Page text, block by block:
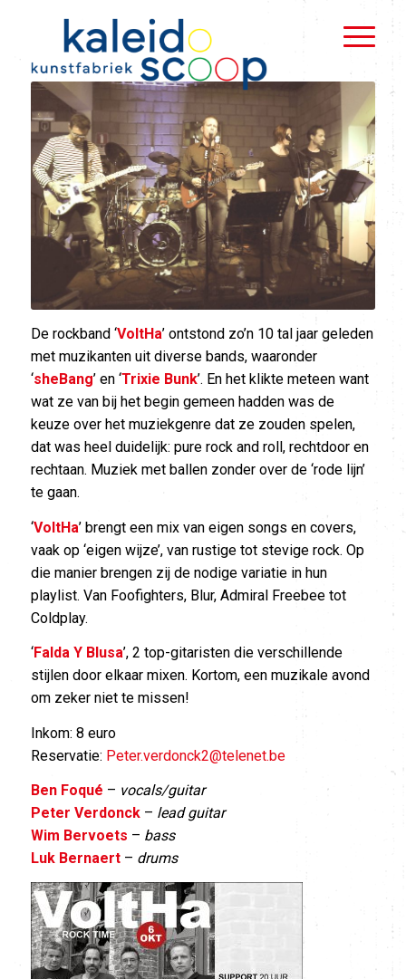
De rockband ‘VoltHa’ ontstond zo’n 10 tal jaar geleden
met muzikanten uit diverse bands, waaronder
‘sheBang’ en ‘Trixie Bunk’. En het klikte meteen want
wat ze van bij het begin gemeen hadden was de
keuze over het muziekgenre dat ze zouden spelen,
dat was heel duidelijk: pure rock and roll, rechtdoor en
rechtaan. Muziek met ballen zonder over de ‘rode lijn’
te gaan.
‘VoltHa’ brengt een mix van eigen songs en covers,
vaak op ‘eigen wijze’, van rustige tot stevige rock. Op
die manier brengen zij de nodige variatie in hun
playlist. Van Foofighters, Blur, Admiral Freebee tot
Coldplay.
‘Falda Y Blusa’, 2 top-gitaristen die verschillende
stijlen door elkaar mixen. Kortom, een muzikale avond
om zeker niet te missen!
Inkom: 8 euro
Reservatie: Peter.verdonck2@telenet.be
Ben Foqué – vocals/guitar
Peter Verdonck – lead guitar
Wim Bervoets – bass
Luk Bernaert – drums